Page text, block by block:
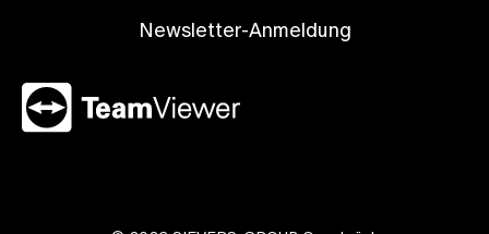
Newsletter-Anmeldung